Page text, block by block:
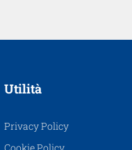
Utilità
Privacy Policy
Cookie Policy